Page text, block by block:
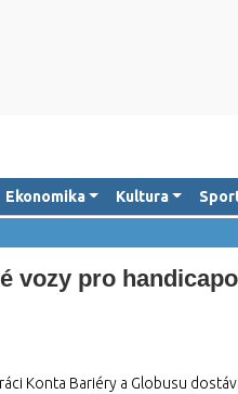
Ekonomika Kultura
vozy pro
Konta Bariéry a Globusu